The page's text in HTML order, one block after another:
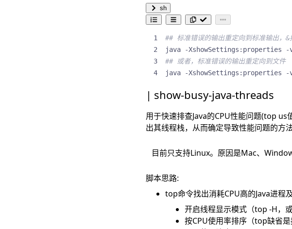
sh
## 标准错误的输出重定向到标准输出，
java -XshowSettings:properties -
## 或者，标准错误的输出重定向到文件
java -XshowSettings:properties
show-busy-java-threads
用于快速排查Java的CPU性能问题(top us
出其线程栈，从而确定导致性能问题的方法
目前只支持Linux。原因是Mac、
脚本思路:
top命令找出消耗CPU高的Java进程
开启线程显示模式（top -H，
按CPU使用率排序（top缺省